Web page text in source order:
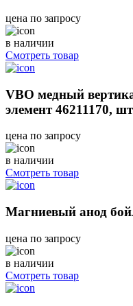
цена по запросу
в наличии
Смотреть товар
VBO медный
элемент 46211170,
цена по запросу
в наличии
Смотреть товар
Магниевый анод
цена по запросу
в наличии
Смотреть товар